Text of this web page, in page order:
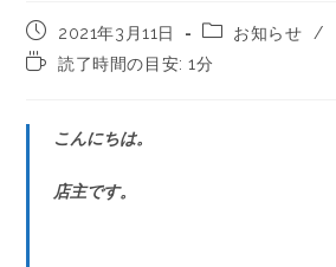
2021年3月11日 お知らせ /
読了時間の目安: 1分
こんにちは。
店主です。